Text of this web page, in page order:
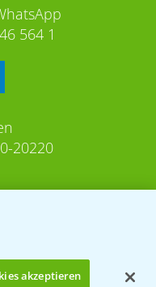
564 1
20220
akzeptieren